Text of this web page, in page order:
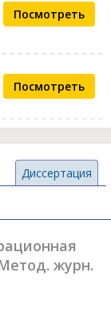
Посмотреть
Посмотреть
Диссертация
журн.